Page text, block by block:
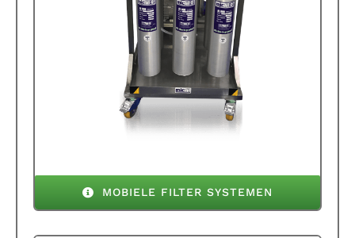
MOBIELE FILTER SYSTEMEN